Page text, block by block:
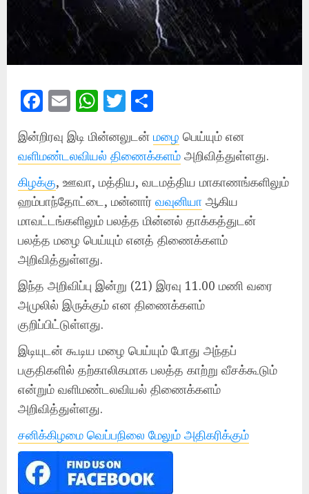
Facebook
EmailWhatsApp
Twitter
இன்றிரவு இடி மின்னலுடன் மழை பெய்யும் என
வளிமண்டலவியல் திணைக்களம் அறிவித்துள்ளது.
கிழக்கு, ஊவா, மத்திய, வடமத்திய மாகாணங்களிலும்
ஹம்பாந்தோட்டை, மன்னார் வவுனியா ஆகிய
மாவட்டங்களிலும் பலத்த மின்னல் தாக்கத்துடன்
பலத்த மழை பெய்யும் எனத் திணைக்களம்
அறிவித்துள்ளது.
இந்த அறிவிப்பு இன்று (21) இரவு 11.00 மணி வரை
அமுலில் இருக்கும் என திணைக்களம்
குறிப்பிட்டுள்ளது.
இடியுடன் கூடிய மழை பெய்யும் போது அந்தப்
பகுதிகளில் தற்காலிகமாக பலத்த காற்று வீசக்கூடும்
என்றும் வளிமண்டலவியல் திணைக்களம்
அறிவித்துள்ளது.
சனிக்கிழமை வெப்பநிலை மேலும் அதிகரிக்கும்